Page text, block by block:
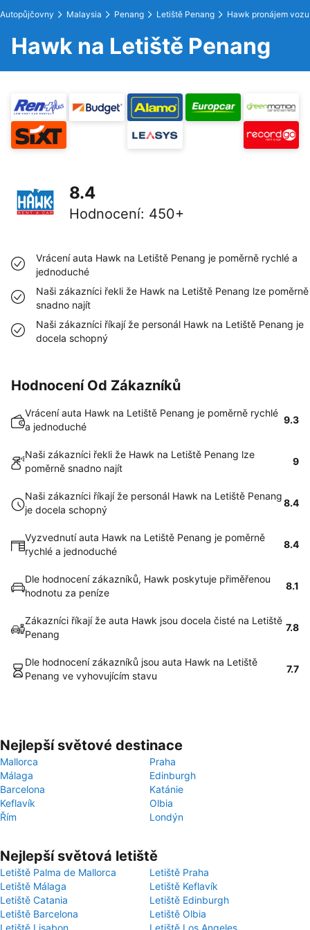
Autopůjčovny Malaysia Penang Letiště Penang Hawk pronájem vozu
Hawk na Letiště Penang
8.4
Hodnocení: 450+
Vrácení auta Hawk na Letiště Penang je poměrně rychlé a
jednoduché
Naši zákazníci řekli že Hawk na Letiště Penang lze poměrně
snadno najít
Naši zákazníci říkají že personál Hawk na Letiště Penang je
docela schopný
Hodnocení Od Zákazníků
Vrácení auta Hawk na Letiště Penang je poměrně rychlé
a jednoduché
9.3
Naši zákazníci řekli že Hawk na Letiště Penang lze
poměrně snadno najít
9
Naši zákazníci říkají že personál Hawk na Letiště Penang
je docela schopný
8.4
Vyzvednutí auta Hawk na Letiště Penang je poměrně
rychlé a jednoduché
8.4
Dle hodnocení zákazníků, Hawk poskytuje přiměřenou
hodnotu za peníze
8.1
Zákazníci říkají že auta Hawk jsou docela čisté na Letiště
Penang
7.8
Dle hodnocení zákazníků jsou auta Hawk na Letiště
Penang ve vyhovujícím stavu
7.7
Nejlepší světové destinace
Mallorca
Praha
Málaga
Edinburgh
Barcelona
Katánie
Keflavík
Olbia
Řím
Londýn
Nejlepší světová letiště
Letiště Palma de Mallorca
Letiště Praha
Letiště Málaga
Letiště Keflavík
Letiště Catania
Letiště Edinburgh
Letiště Barcelona
Letiště Olbia
Letiště Lisabon
Letiště Los Angeles